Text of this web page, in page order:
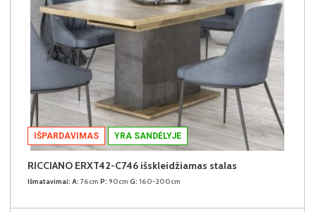
IŠPARDAVIMAS YRA SANDĖLYJE
RICCIANO ERXT42-C746 išskleidžiamas stalas
Išmatavimai: A: 76cm P: 90cm G: 160-200cm